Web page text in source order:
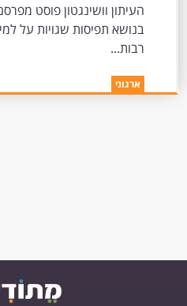
העיתון וושינגטון פוסט
בנושא תפיסות שגויות על
רבות...
ארגוני